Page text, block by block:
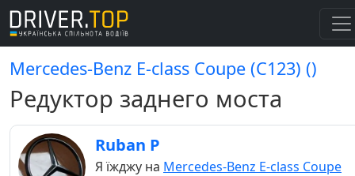
Mercedes-Benz E-class Coupe (C123) ()
Редуктор заднего моста
Ruban P
Я їжджу на Mercedes-Benz E-class Coupe